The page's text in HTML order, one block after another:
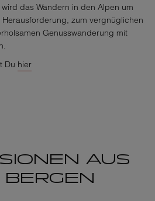
das Wandern in den Alpen um
zum vergnüglichen
Genusswanderung mit
Du hier
AUS
BERGEN